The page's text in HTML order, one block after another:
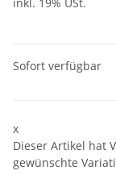
Sofort verfügbar
x
Dieser Artikel hat
gewünschte